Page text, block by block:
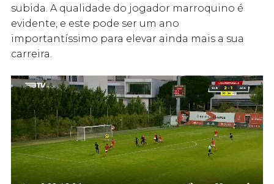
subida. A qualidade do jogador marroquino é
evidente, e este pode ser um ano
importantíssimo para elevar ainda mais a sua
carreira.